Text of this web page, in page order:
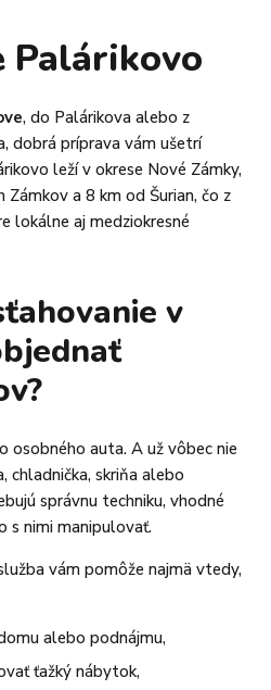
Palárikovo
, do Palárikova alebo z
dobrá príprava vám ušetrí
leží v okrese Nové Zámky,
a 8 km od Šurian, čo z
lokálne aj medziokresné
v
osobného auta. A už vôbec nie
chladnička, skriňa alebo
správnu techniku, vhodné
s nimi manipulovať.
vám pomôže najmä vtedy,
alebo podnájmu,
ťažký nábytok,